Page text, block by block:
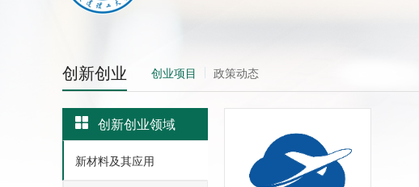
创新创业 创业项目 政策动态
创新创业领域
新材料及其应用